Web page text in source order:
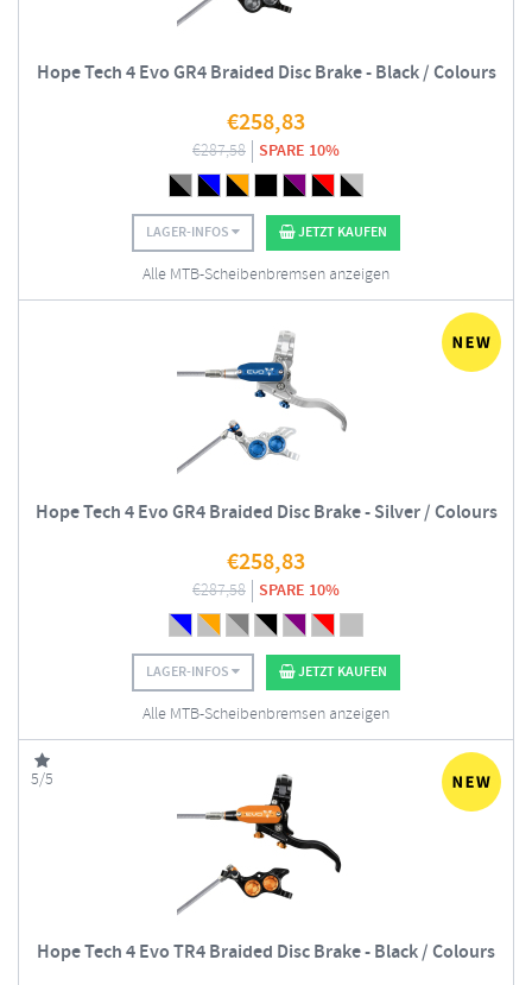
Hope Tech 4 Evo GR4 Braided Disc Brake - Black / Colours
€258,83
€287,58 SPARE 10%
LAGER-INFOS JETZT KAUFEN
Alle MTB-Scheibenbremsen anzeigen
Hope Tech 4 Evo GR4 Braided Disc Brake - Silver / Colours
€258,83
€287,58 SPARE 10%
LAGER-INFOS JETZT KAUFEN
Alle MTB-Scheibenbremsen anzeigen
5/5
Hope Tech 4 Evo TR4 Braided Disc Brake - Black / Colours